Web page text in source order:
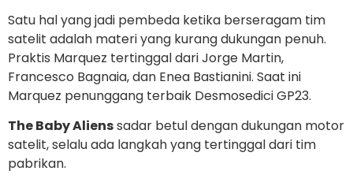
Satu hal yang jadi pembeda ketika berseragam tim
satelit adalah materi yang kurang dukungan penuh.
Praktis Marquez tertinggal dari Jorge Martin,
Francesco Bagnaia, dan Enea Bastianini. Saat ini
Marquez penunggang terbaik Desmosedici GP23.
The Baby Alienssadar betul dengan dukungan motor
satelit, selalu ada langkah yang tertinggal dari tim
pabrikan.